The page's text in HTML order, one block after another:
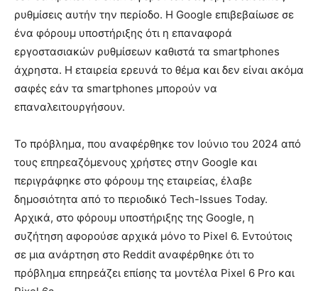
ρυθμίσεις αυτήν την περίοδο. Η Google επιβεβαίωσε σε
ένα φόρουμ υποστήριξης ότι η επαναφορά
εργοστασιακών ρυθμίσεων καθιστά τα smartphones
άχρηστα. Η εταιρεία ερευνά το θέμα και δεν είναι ακόμα
σαφές εάν τα smartphones μπορούν να
επαναλειτουργήσουν.
Το πρόβλημα, που αναφέρθηκε τον Ιούνιο του 2024 από
τους επηρεαζόμενους χρήστες στην Google και
περιγράφηκε στο φόρουμ της εταιρείας, έλαβε
δημοσιότητα από το περιοδικό Tech-Issues Today.
Αρχικά, στο φόρουμ υποστήριξης της Google, η
συζήτηση αφορούσε αρχικά μόνο το Pixel 6. Εντούτοις
σε μια ανάρτηση στο Reddit αναφέρθηκε ότι το
πρόβλημα επηρεάζει επίσης τα μοντέλα Pixel 6 Pro και